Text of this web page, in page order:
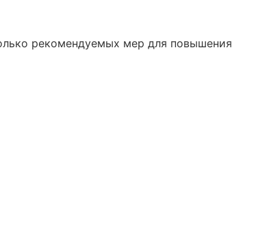
рекомендуемых мер для повышения